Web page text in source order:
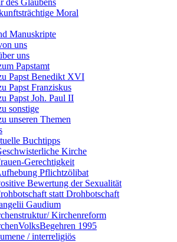
des Glaubens
Moral
Manuskripte
uns
uns
Papstamt
Papst Benedikt XVI
Papst Franziskus
Papst Joh. Paul II
sonstige
unseren Themen
Buchtipps
Kirche
Gerechtigkeit
Pflichtzölibat
Bewertung der Sexualität
statt Drohbotschaft
Gaudium
Kirchenreform
1995
/ interreligiös